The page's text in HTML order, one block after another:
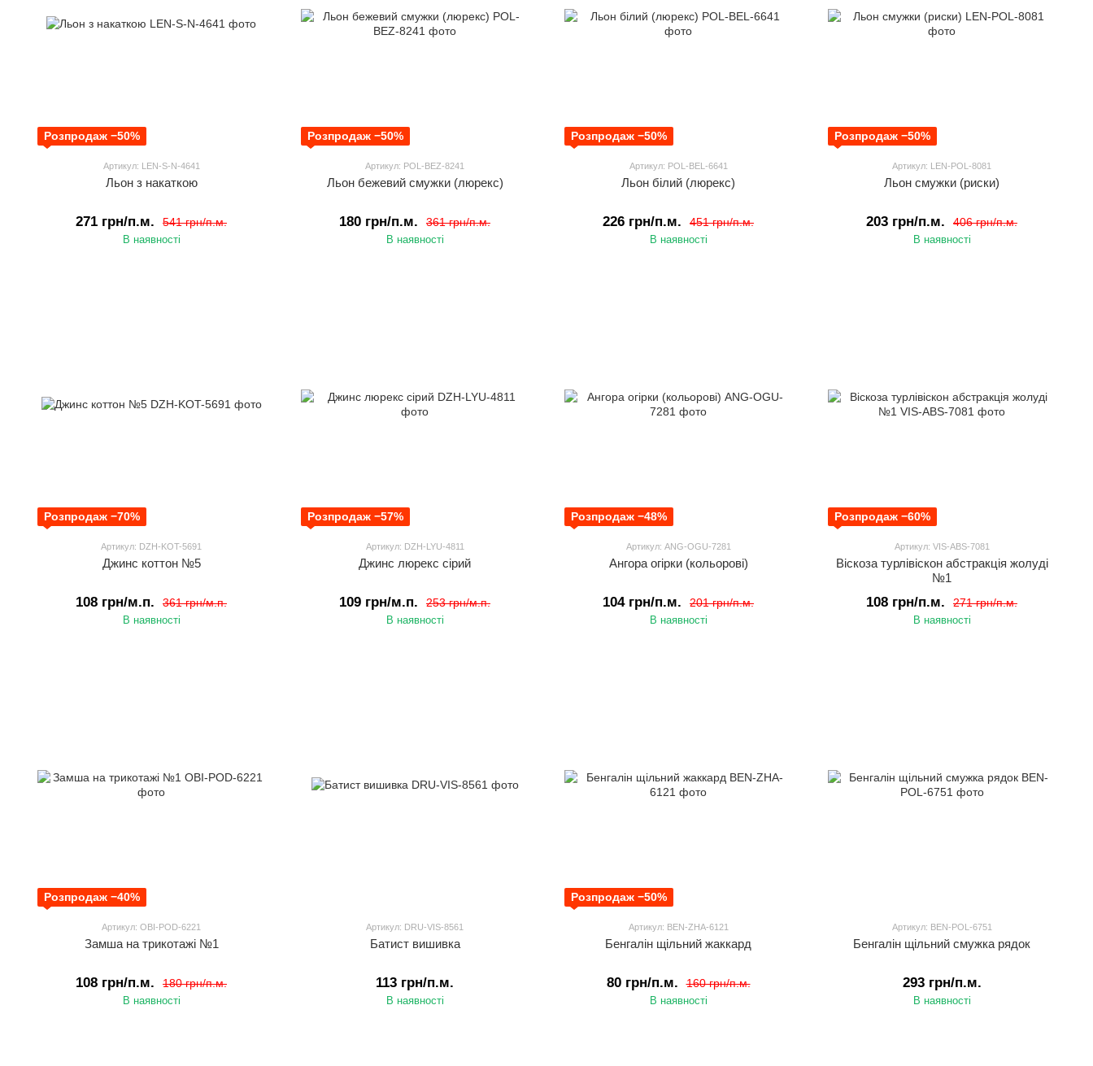
Розпродаж −50%
Артикул: LEN-S-N-4641
Льон з накаткою
541 грн/п.м.
271 грн/п.м.
В наявності
Розпродаж −50%
Артикул: POL-BEZ-8241
Льон бежевий смужки (люрекс)
361 грн/п.м.
180 грн/п.м.
В наявності
Розпродаж −50%
Артикул: POL-BEL-6641
Льон білий (люрекс)
451 грн/п.м.
226 грн/п.м.
В наявності
Розпродаж −50%
Артикул: LEN-POL-8081
Льон смужки (риски)
406 грн/п.м.
203 грн/п.м.
В наявності
Розпродаж −70%
Артикул: DZH-KOT-5691
Джинс коттон №5
361 грн/м.п.
108 грн/м.п.
В наявності
Розпродаж −57%
Артикул: DZH-LYU-4811
Джинс люрекс сірий
253 грн/м.п.
109 грн/м.п.
В наявності
Розпродаж −48%
Артикул: ANG-OGU-7281
Ангора огірки (кольорові)
201 грн/п.м.
104 грн/п.м.
В наявності
Розпродаж −60%
Артикул: VIS-ABS-7081
Віскоза турлівіскон абстракція жолуді
№1
271 грн/п.м.
108 грн/п.м.
В наявності
Розпродаж −40%
Артикул: OBI-POD-6221
Замша на трикотажі №1
180 грн/п.м.
108 грн/п.м.
В наявності
Артикул: DRU-VIS-8561
Батист вишивка
113 грн/п.м.
В наявності
Розпродаж −50%
Артикул: BEN-ZHA-6121
Бенгалін щільний жаккард
160 грн/п.м.
80 грн/п.м.
В наявності
Артикул: BEN-POL-6751
Бенгалін щільний смужка рядок
293 грн/п.м.
В наявності